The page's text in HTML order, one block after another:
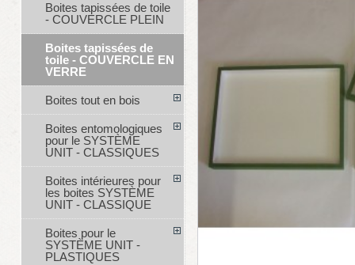
Boites tapissées de toile
- COUVERCLE PLEIN
Boites tapissées de
toile - COUVERCLE EN
VERRE
Boites tout en bois
Boites entomologiques
pour le SYSTÈME
UNIT - CLASSIQUES
Boites intérieures pour
les boites SYSTÈME
UNIT - CLASSIQUE
Boites pour le
SYSTÈME UNIT -
PLASTIQUES